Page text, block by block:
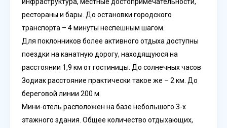
рестораны и бары. До остановки городского
транспорта – 4 минуты неспешным шагом.
Для поклонников более активного отдыха доступны
поездки на канатную дорогу, находящуюся на
расстоянии 1,9 км от гостиницы. До солнечных часов
Зодиак расстояние практически такое же – 2 км. До
береговой линии 200 м.
Мини-отель расположен на базе небольшого 3-х
этажного здания. Общее количество отдыхающих,